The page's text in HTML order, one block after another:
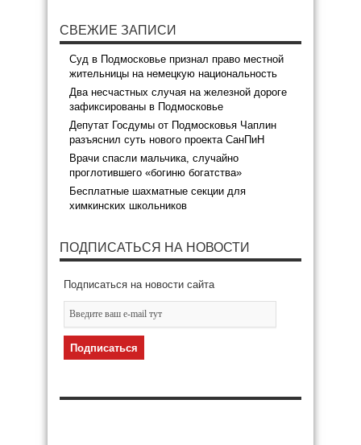
СВЕЖИЕ ЗАПИСИ
Суд в Подмосковье признал право местной
жительницы на немецкую национальность
Два несчастных случая на железной дороге
зафиксированы в Подмосковье
Депутат Госдумы от Подмосковья Чаплин
разъяснил суть нового проекта СанПиН
Врачи спасли мальчика, случайно
проглотившего «богиню богатства»
Бесплатные шахматные секции для
химкинских школьников
ПОДПИСАТЬСЯ НА НОВОСТИ
Подписаться на новости сайта